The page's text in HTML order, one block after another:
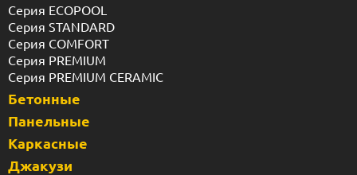
Серия ECOPOOL
Серия STANDARD
Серия COMFORT
Серия PREMIUM
Серия PREMIUM CERAMIC
Бетонные
Панельные
Каркасные
Джакузи